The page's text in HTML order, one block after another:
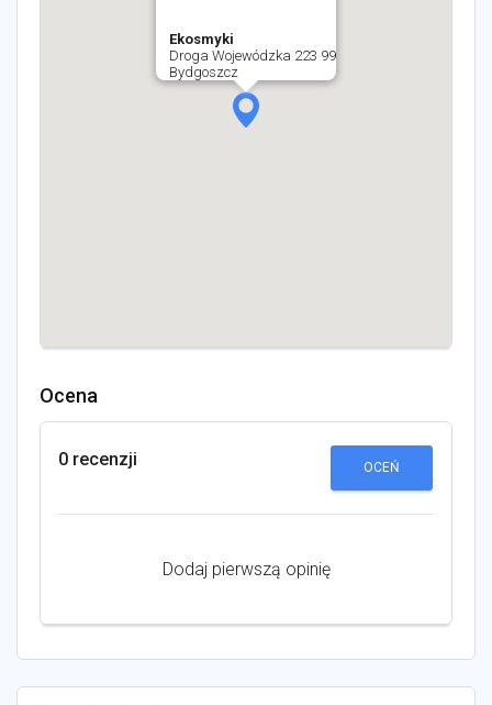
Ekosmyki
Droga Wojewódzka 223 99
Bydgoszcz
Ocena
0 recenzji OCEŃ
Dodaj pierwszą opinię